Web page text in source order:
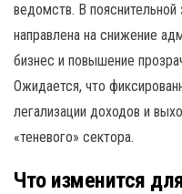
ведомств. В
направлена на снижение
бизнес и повышение
Ожидается, что
легализации доходов и
«теневого» сектора.
Что изменится